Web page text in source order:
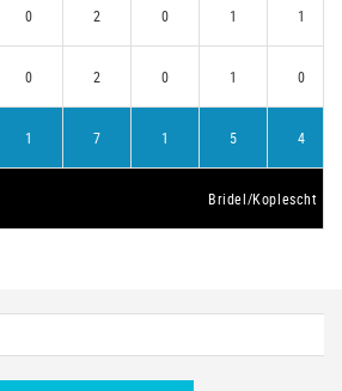
0 2 0 1 1
0 2 0 1 0
1 7 1 5 4
Bridel/Koplescht 1